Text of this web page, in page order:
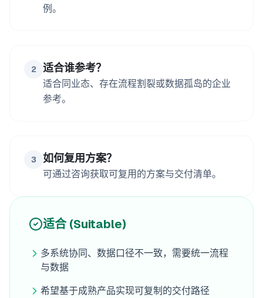
例。
2 适合谁参考？
适合同业态、存在流程割裂或数据孤岛的企业
参考。
3 如何复用方案？
可通过咨询获取可复用的方案与交付清单。
适合 (Suitable)
多系统协同、数据口径不一致，需要统一流程
与数据
希望基于成熟产品实现可复制的交付路径